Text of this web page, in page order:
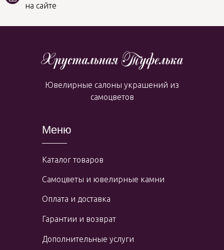
на сайте
Меню
Каталог товаров
Самоцветы и ювелирные камни
Оплата и доставка
Ювелирные салоны украшений из
самоцветов
Гарантии и возврат
Дополнительные услуги